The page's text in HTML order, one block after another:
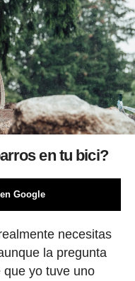
en tu bici?
Google
necesitas
la pregunta
yo tuve uno